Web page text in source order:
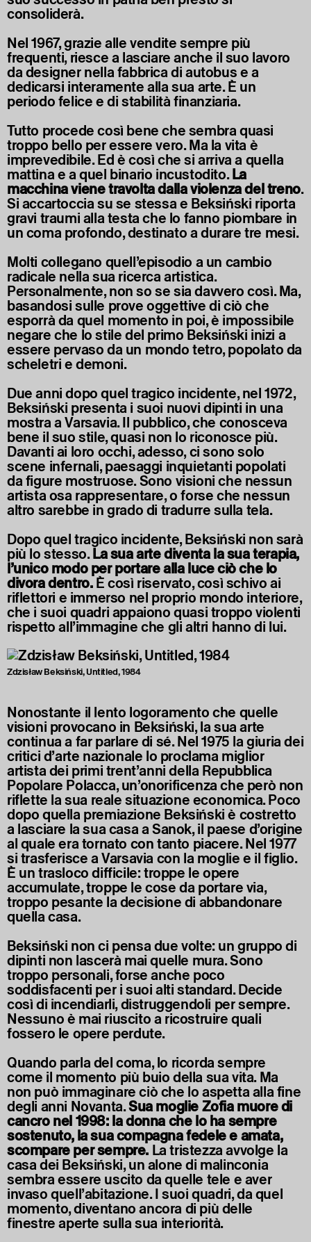
consoliderà.
Nel 1967, grazie alle vendite sempre più
frequenti, riesce a lasciare anche il suo lavoro
da designer nella fabbrica di autobus e a
dedicarsi interamente alla sua arte. È un
periodo felice e di stabilità finanziaria.
Tutto procede così bene che sembra quasi
troppo bello per essere vero. Ma la vita è
imprevedibile. Ed è così che si arriva a quella
mattina e a quel binario incustodito.La
macchina viene travolta dalla violenza del treno.
Si accartoccia su se stessa e Beksiński riporta
gravi traumi alla testa che lo fanno piombare in
un coma profondo, destinato a durare tre mesi.
Molti collegano quell’episodio a un cambio
radicale nella sua ricerca artistica.
Personalmente, non so se sia davvero così. Ma,
basandosi sulle prove oggettive di ciò che
esporrà da quel momento in poi, è impossibile
negare che lo stile del primo Beksiński inizi a
essere pervaso da un mondo tetro, popolato da
scheletri e demoni.
Due anni dopo quel tragico incidente, nel 1972,
Beksiński presenta i suoi nuovi dipinti in una
mostra a Varsavia. Il pubblico, che conosceva
bene il suo stile, quasi non lo riconosce più.
Davanti ai loro occhi, adesso, ci sono solo
scene infernali, paesaggi inquietanti popolati
da figure mostruose. Sono visioni che nessun
artista osa rappresentare, o forse che nessun
altro sarebbe in grado di tradurre sulla tela.
Dopo quel tragico incidente, Beksiński non sarà
più lo stesso.La sua arte diventa la sua terapia,
l’unico modo per portare alla luce ciò che lo
divora dentro.È così riservato, così schivo ai
riflettori e immerso nel proprio mondo interiore,
che i suoi quadri appaiono quasi troppo violenti
rispetto all’immagine che gli altri hanno di lui.
Zdzisław Beksiński, Untitled, 1984
Nonostante il lento logoramento che quelle
visioni provocano in Beksiński, la sua arte
continua a far parlare di sé. Nel 1975 la giuria dei
critici d’arte nazionale lo proclama miglior
artista dei primi trent’anni della Repubblica
Popolare Polacca, un’onorificenza che però non
riflette la sua reale situazione economica. Poco
dopo quella premiazione Beksiński è costretto
a lasciare la sua casa a Sanok, il paese d’origine
al quale era tornato con tanto piacere. Nel 1977
si trasferisce a Varsavia con la moglie e il figlio.
È un trasloco difficile: troppe le opere
accumulate, troppe le cose da portare via,
troppo pesante la decisione di abbandonare
quella casa.
Beksiński non ci pensa due volte: un gruppo di
dipinti non lascerà mai quelle mura. Sono
troppo personali, forse anche poco
soddisfacenti per i suoi alti standard. Decide
così di incendiarli, distruggendoli per sempre.
Nessuno è mai riuscito a ricostruire quali
fossero le opere perdute.
Quando parla del coma, lo ricorda sempre
come il momento più buio della sua vita. Ma
non può immaginare ciò che lo aspetta alla fine
degli anni Novanta.Sua moglie Zofia muore di
cancro nel 1998: la donna che lo ha sempre
sostenuto, la sua compagna fedele e amata,
scompare per sempre. La tristezza avvolge la
casa dei Beksiński, un alone di malinconia
sembra essere uscito da quelle tele e aver
invaso quell’abitazione. I suoi quadri, da quel
momento, diventano ancora di più delle
finestre aperte sulla sua interiorità.